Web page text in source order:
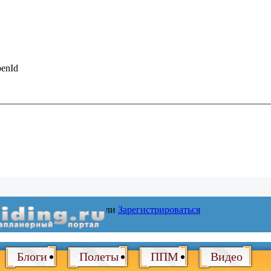
Войтиили Зарегистрироваться
Блоги Полеты ППМ Видео